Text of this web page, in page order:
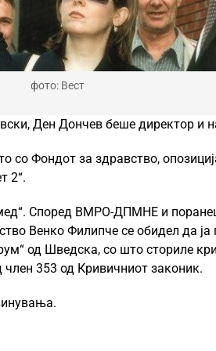
фото: Вест
Ден Дончев беше директор и
со Фондот за здравство,
2“.
Според ВМРО-ДПМНЕ и
Венко Филипче се обидел да
од Шведска, со што сториле
353 од Кривичниот законик.